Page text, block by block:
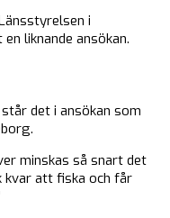
i
liknande ansökan.
det i ansökan som
minskas så snart det
att fiska och får